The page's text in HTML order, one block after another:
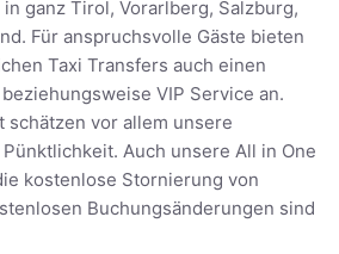
ganz Tirol, Vorarlberg, Salzburg,
Für anspruchsvolle Gäste bieten
Taxi Transfers auch einen
VIP Service an.
schätzen vor allem unsere
Auch unsere All in One
kostenlose Stornierung von
Buchungsänderungen sind